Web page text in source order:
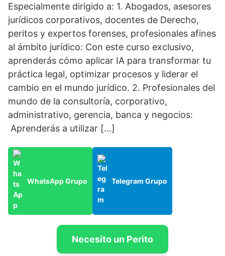
Especialmente dirigido a: 1. Abogados, asesores
jurídicos corporativos, docentes de Derecho,
peritos y expertos forenses, profesionales afines
al ámbito jurídico: Con este curso exclusivo,
aprenderás cómo aplicar IA para transformar tu
práctica legal, optimizar procesos y liderar el
cambio en el mundo jurídico. 2. Profesionales del
mundo de la consultoría, corporativo,
administrativo, gerencia, banca y negocios:
Aprenderás a utilizar […]
WhatsApp Grupo Telegram Grupo
Necesito un Perito